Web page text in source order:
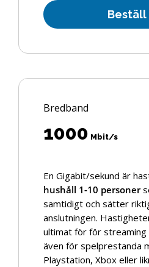
Beställ
Bredband
1000 Mbit/s
En Gigabit/sekund är
hushåll 1-10 personer
samtidigt och sätter
anslutningen.
ultimat för för streaming
även för spelprestanda
Playstation, Xbox eller